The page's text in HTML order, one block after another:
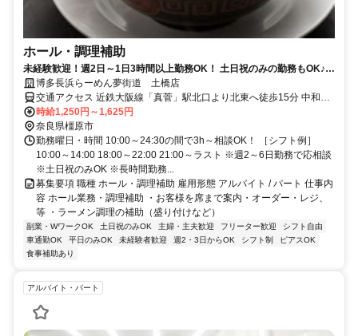
ホール・調理補助
未経験歓迎！週2日～1日3時間以上勤務OK！ 土日祝のみの勤務もOK♪
学業やプライベートと両立も可
博多長浜らーめん夢街道 土橋店
交通アクセス 近鉄大阪線「真菅」駅北口より北東へ徒歩15分 中和幹
線土橋交差点すぐ
時給1,250円～1,625円
奈良県橿原市
勤務曜日・時間 10:00～24:30の間で3h～相談OK！ ［シフト例］
10:00～14:00 18:00～22:00 21:00～ラスト ※週2～6日勤務で応相談
※土日祝のみOK ※長時間勤務...
募集要項 職種 ホール・調理補助 雇用形態 アルバイト / パート 仕事内
容 ホール業務・調理補助 ・お客様を席まで案内・オーダー・レジ、
等 ・ラーメン調理の補助（盛り付けなど）
副業・WワークOK 土日祝のみOK 主婦・主夫歓迎 フリーター歓迎
シフト自由
車通勤OK
平日のみOK 未経験者歓迎 週2・3日からOK シフト制
ピアスOK
食事補助あり
アルバイト・パート